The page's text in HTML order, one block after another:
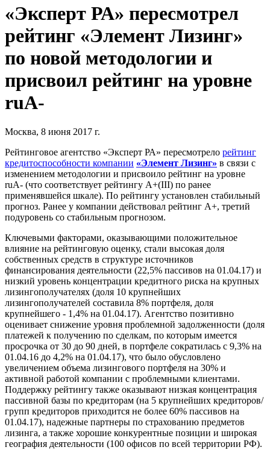
«Эксперт РА» пересмотрел
рейтинг «Элемент Лизинг»
по новой методологии и
присвоил рейтинг на уровне
ruА-
Москва, 8 июня 2017 г.
Рейтинговое агентство «Эксперт РА» пересмотрело рейтинг
кредитоспособности компании «Элемент Лизинг» в связи с
изменением методологии и присвоило рейтинг на уровне
ruА- (что соответствует рейтингу А+(III) по ранее
применявшейся шкале). По рейтингу установлен стабильный
прогноз. Ранее у компании действовал рейтинг А+, третий
подуровень со стабильным прогнозом.
Ключевыми факторами, оказывающими положительное
влияние на рейтинговую оценку, стали высокая доля
собственных средств в структуре источников
финансирования деятельности (22,5% пассивов на 01.04.17) и
низкий уровень концентрации кредитного риска на крупных
лизингополучателях (доля 10 крупнейших
лизингополучателей составила 8% портфеля, доля
крупнейшего - 1,4% на 01.04.17). Агентство позитивно
оценивает снижение уровня проблемной задолженности (доля
платежей к получению по сделкам, по которым имеется
просрочка от 30 до 90 дней, в портфеле сократилась с 9,3% на
01.04.16 до 4,2% на 01.04.17), что было обусловлено
увеличением объема лизингового портфеля на 30% и
активной работой компании с проблемными клиентами.
Поддержку рейтингу также оказывают низкая концентрация
пассивной базы по кредиторам (на 5 крупнейших кредиторов/
групп кредиторов приходится не более 60% пассивов на
01.04.17), надежные партнеры по страхованию предметов
лизинга, а также хорошие конкурентные позиции и широкая
география деятельности (100 офисов по всей территории РФ).